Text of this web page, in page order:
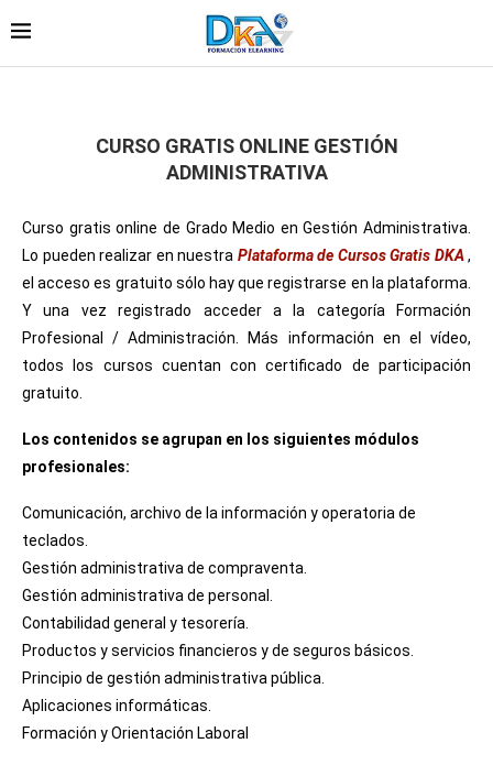
CURSO GRATIS ONLINE GESTIÓN
ADMINISTRATIVA
Curso gratis online de Grado Medio en Gestión Administrativa.
Lo pueden realizar en nuestra Plataforma de Cursos Gratis DKA,
el acceso es gratuito sólo hay que registrarse en la plataforma.
Y una vez registrado acceder a la categoría Formación
Profesional / Administración. Más información en el vídeo,
todos los cursos cuentan con certificado de participación
gratuito.
Los contenidos se agrupan en los siguientes módulos
profesionales:
Comunicación, archivo de la información y operatoria de
teclados.
Gestión administrativa de compraventa.
Gestión administrativa de personal.
Contabilidad general y tesorería.
Productos y servicios financieros y de seguros básicos.
Principio de gestión administrativa pública.
Aplicaciones informáticas.
Formación y Orientación Laboral